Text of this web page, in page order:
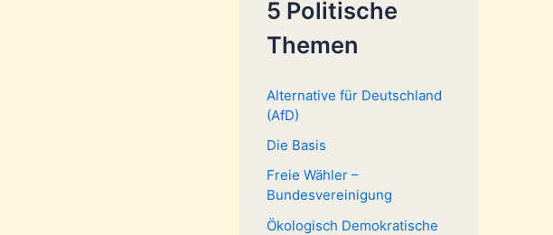
5 Politische
Themen
Alternative für Deutschland
(AfD)
Die Basis
Freie Wähler –
Bundesvereinigung
Ökologisch Demokratische